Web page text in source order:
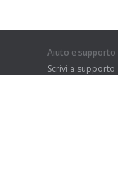
Aiuto e supporto
Scrivi a supporto